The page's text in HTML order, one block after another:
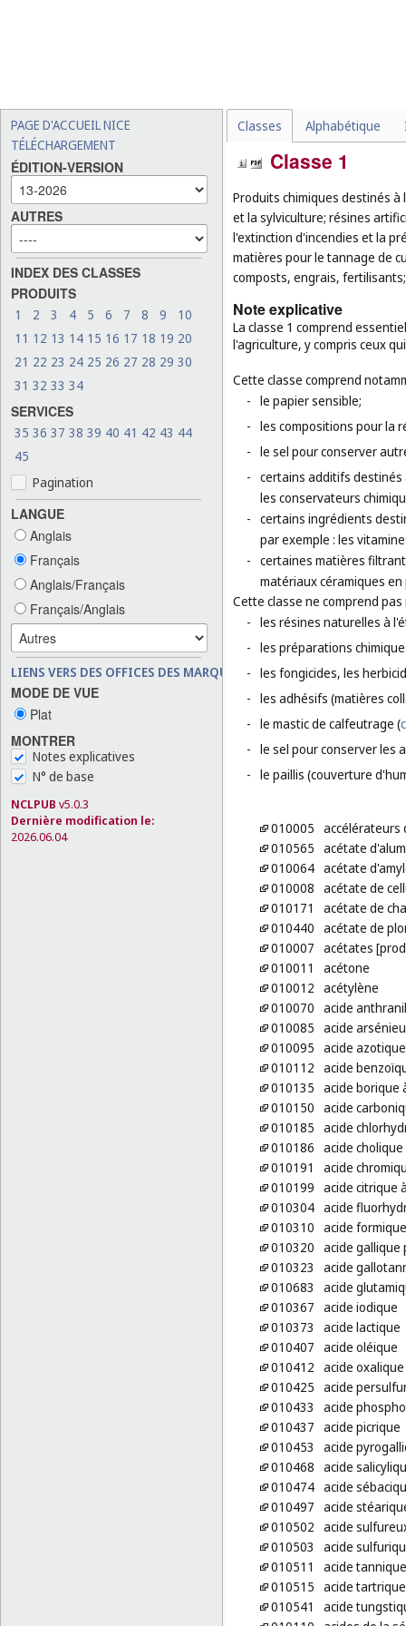
PAGE D'ACCUEIL NICE
TÉLÉCHARGEMENT
ÉDITION-VERSION
AUTRES
INDEX DES CLASSES
PRODUITS
1 2 3 4 5 6 7 8 9
10
11 12 13 14 15 16 17 18 19 20
21 22 23 24 25 26 27 28 29 30
31 32 33 34
SERVICES
35 36 37 38 39 40 41 42 43 44
45
Pagination
LANGUE
Anglais
Français
Anglais/Français
Français/Anglais
LIENS VERS DES OFFICES DES MARQUES
MODE DE VUE
Plat
MONTRER
Notes explicatives
N° de base
NCLPUB v5.0.3
Dernière modification le:
2026.06.04
Classes Alphabétique
Classe 1
Produits chimiques destinés
et la sylviculture; résines
l'extinction d'incendies et la
matières pour le tannage de
composts, engrais,
Note explicative
La classe 1 comprend
l'agriculture, y compris ceux
Cette classe comprend
- le papier sensible;
- les compositions pour la
- le sel pour conserver
- certains additifs destinés
les conservateurs
- certains ingrédients
par exemple : les
- certaines matières
matériaux céramiques
Cette classe ne comprend
- les résines naturelles à
- les préparations
- les fongicides, les
- les adhésifs (matières
- le mastic de calfeutrage (
- le sel pour conserver les
- le paillis (couverture
010005 accélérateurs
010565 acétate
010064 acétate
010008 acétate de
010171
acétate de
010440 acétate de
010007 acétates
010011
acétone
010012 acétylène
010070 acide
010085 acide
010095 acide azotique
010112 acide
010135 acide borique
010150 acide
010185 acide
010186 acide cholique
010191
acide
010199 acide citrique
010304 acide
010310 acide formique
010320 acide gallique
010323
acide
010683
acide
010367 acide iodique
010373
acide lactique
010407 acide oléique
010412 acide oxalique
010425 acide
010433
acide
010437 acide picrique
010453
acide
010468 acide
010474 acide
010497 acide
010502 acide
010503
acide
010511
acide tannique
010515 acide tartrique
010541
acide